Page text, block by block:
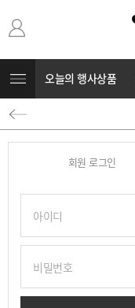
오늘의 행사상품
회원 로그인